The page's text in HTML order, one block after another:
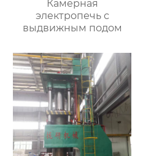
Камерная
электропечь с
выдвижным подом